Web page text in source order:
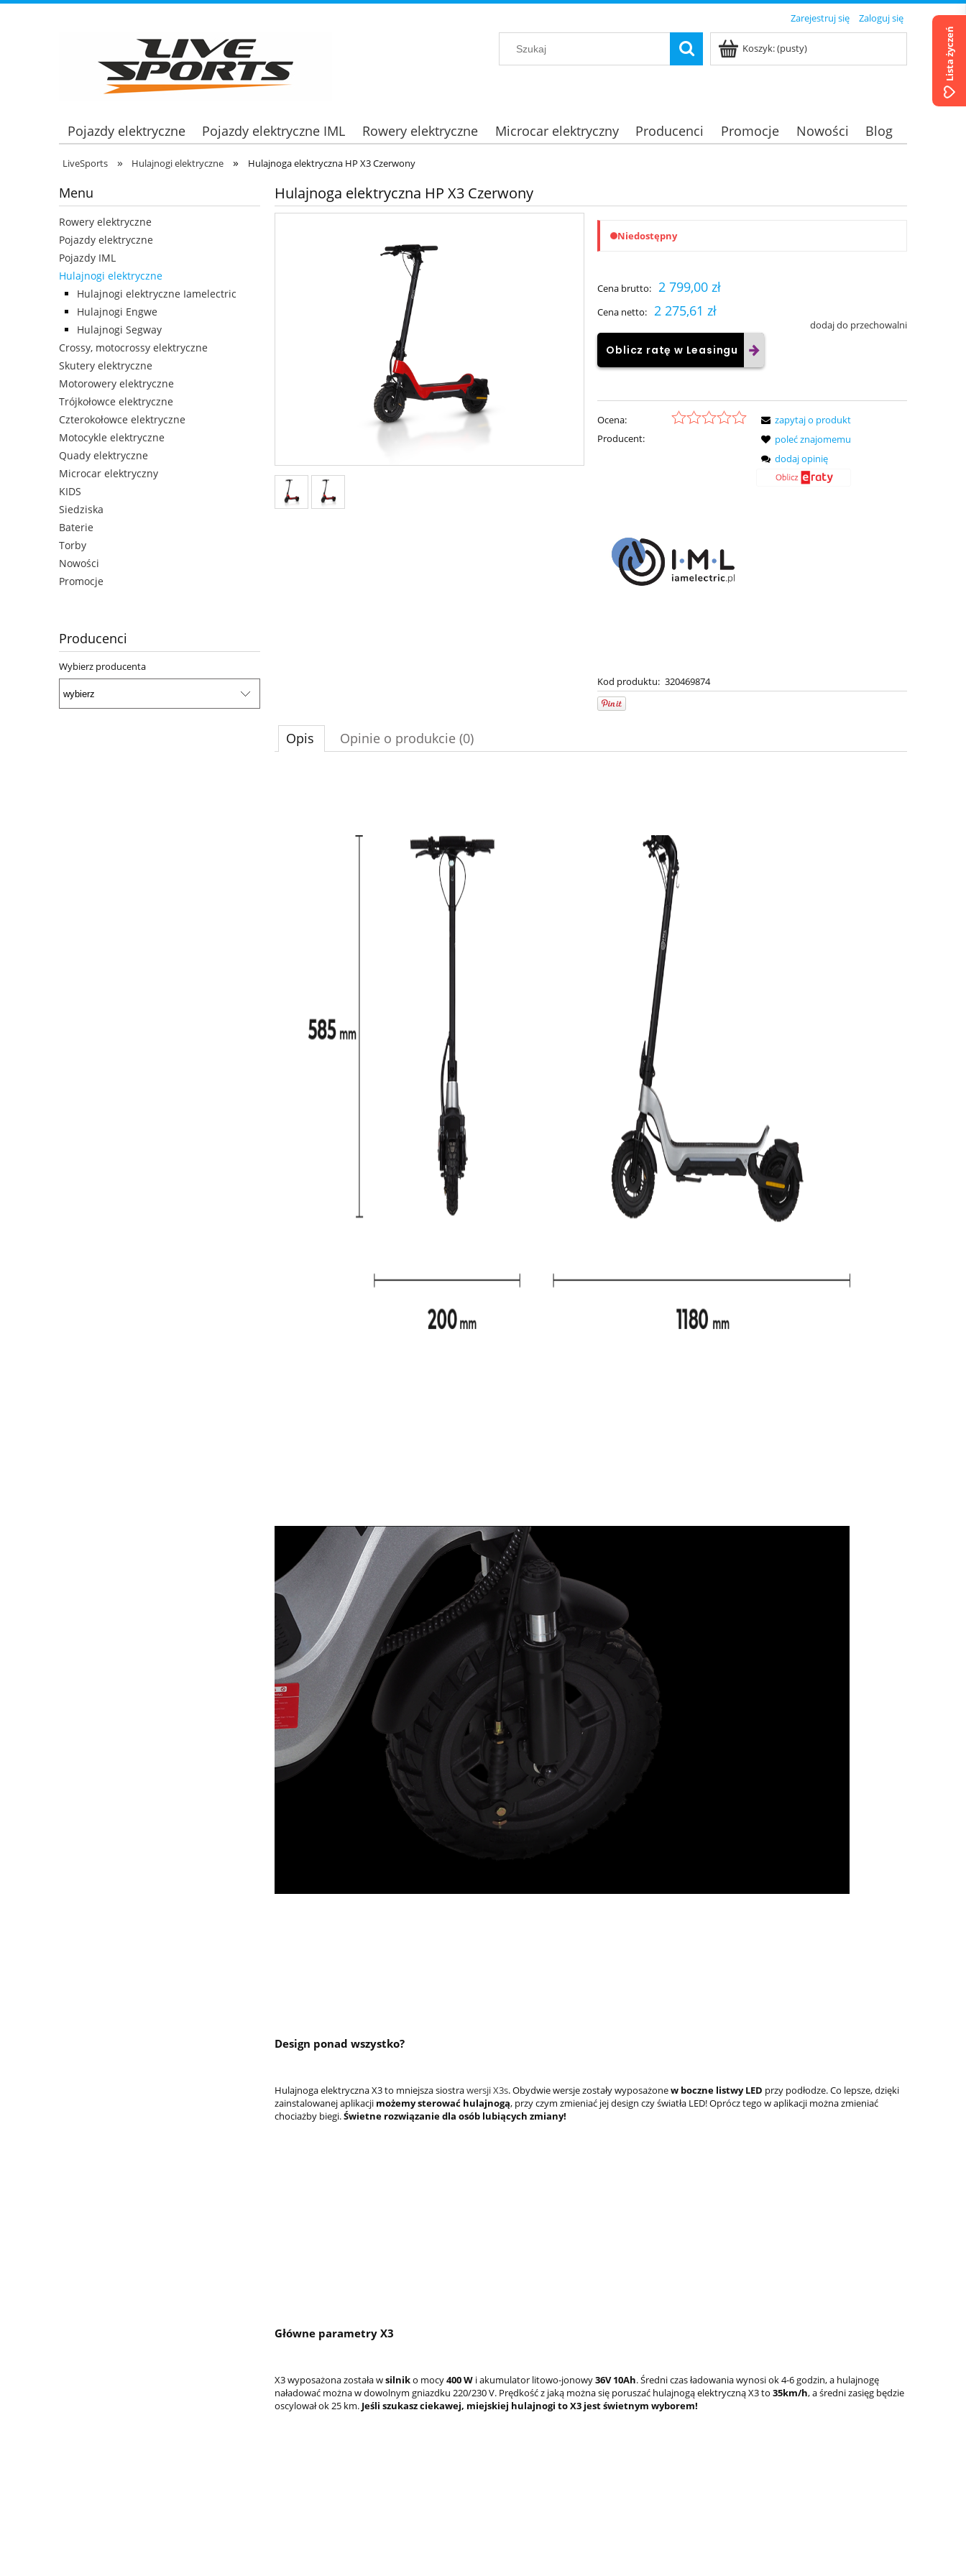
Zarejestruj się Zaloguj się
Koszyk:(pusty)
Pojazdy elektryczne Pojazdy elektryczne IML Rowery elektryczne Microcar elektryczny Producenci Promocje Nowości Blog
LiveSports » Hulajnogi elektryczne » Hulajnoga elektryczna HP X3 Czerwony
Menu
Rowery elektryczne
Pojazdy elektryczne
Pojazdy IML
Hulajnogi elektryczne
Hulajnogi elektryczne Iamelectric
Hulajnogi Engwe
Hulajnogi Segway
Crossy, motocrossy elektryczne
Skutery elektryczne
Motorowery elektryczne
Trójkołowce elektryczne
Czterokołowce elektryczne
Motocykle elektryczne
Quady elektryczne
Microcar elektryczny
KIDS
Siedziska
Baterie
Torby
Nowości
Promocje
Producenci
Wybierz producenta
Hulajnoga elektryczna HP X3 Czerwony
Niedostępny
Cena brutto: 2 799,00 zł
Cena netto: 2 275,61 zł
dodaj do przechowalni
Oblicz ratę w Leasingu
Ocena:
Producent:
Kod produktu: 320469874
zapytaj o produkt
poleć znajomemu
dodaj opinię
Opis Opinie o produkcie (0)
Design ponad wszystko?
Hulajnoga elektryczna X3 to mniejsza siostrawersji X3s. Obydwie wersje zostały wyposażonew boczne listwy LED przy podłodze. Co lepsze, dzięki
zainstalowanej aplikacji możemy sterować hulajnogą, przy czym zmieniać jej design czy światła LED! Oprócz tego w aplikacji można zmieniać
chociażby biegi.Świetne rozwiązanie dla osób lubiących zmiany!
Główne parametry X3
X3 wyposażona została wsilniko mocy400 W i akumulator litowo-jonowy36V 10Ah. Średni czas ładowania wynosi ok 4-6 godzin, a hulajnogę
naładować można w dowolnym gniazdku 220/230 V. Prędkość z jaką można się poruszać hulajnogą elektryczną X3 to 35km/h, a średni zasięg będzie
oscylował ok 25 km. Jeśli szukasz ciekawej, miejskiej hulajnogi to X3 jest świetnym wyborem!
Lista życzeń